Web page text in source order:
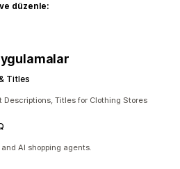
düzenle:
Titles
Titles for Clothing Stores
AI shopping agents.